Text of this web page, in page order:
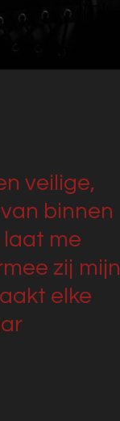
veilige,
binnen
laat me
zij mijn
elke